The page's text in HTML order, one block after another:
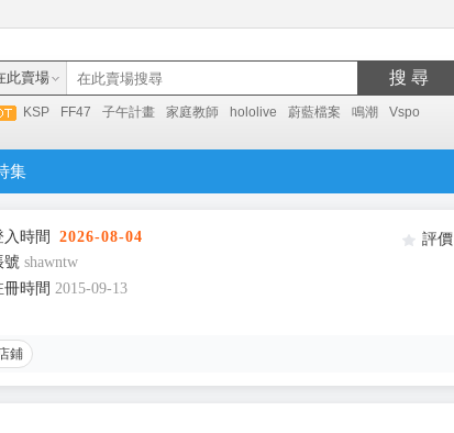
此賣場 搜 尋
KSP FF47 子午計畫 家庭教師 hololive 蔚藍檔案 鳴潮 Vspo
集
時間
2026-08-04
號 shawntw
時間 2015-09-13
評價
鋪